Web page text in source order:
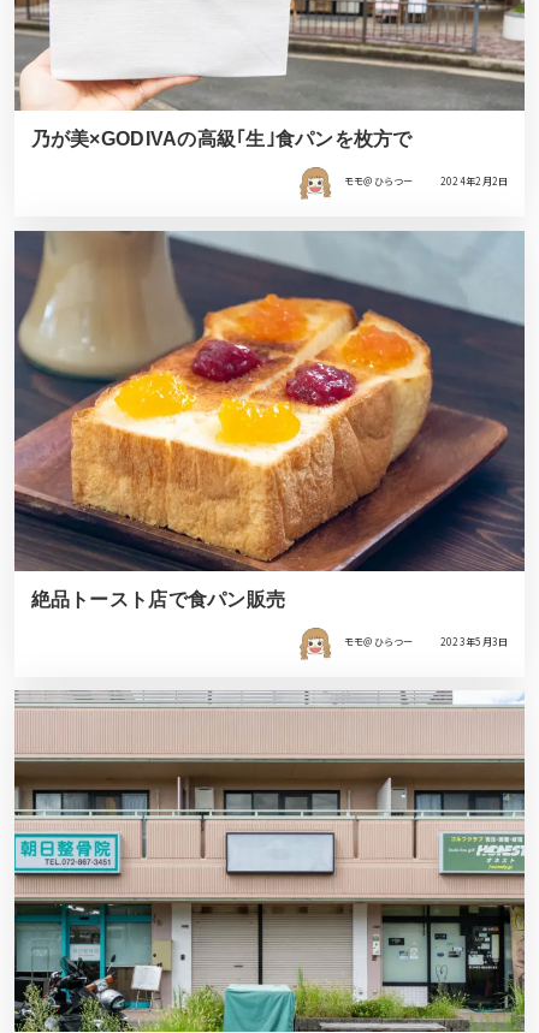
乃が美×GODIVAの高級｢生｣食パンを枚方で
モモ＠ひらつー 2024年2月2日
絶品トースト店で食パン販売
モモ＠ひらつー 2023年5月3日